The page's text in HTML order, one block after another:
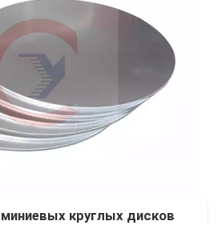
круглых дисков